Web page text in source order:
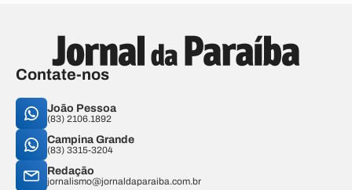
Contate-nos
João Pessoa
(83) 2106.1892
Campina Grande
(83) 3315-3204
Redação
jornalismo@jornaldaparaiba.com.br